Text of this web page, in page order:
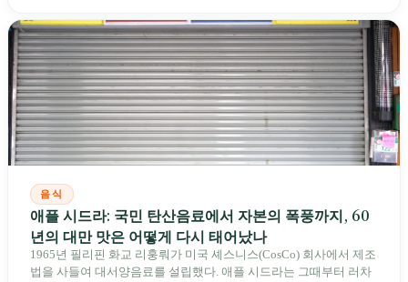
음식
애플 시드라: 국민 탄산음료에서 자본의 폭풍까지, 60
년의 대만 맛은 어떻게 다시 태어났나
1965년 필리핀 화교 리훙뤄가 미국 셰스니스(CosCo) 회사에서 제조
법을 사들여 대서양음료를 설립했다. 애플 시드라는 그때부터 러차